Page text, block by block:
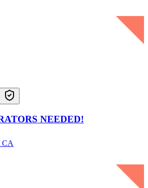
NEEDED!
CA